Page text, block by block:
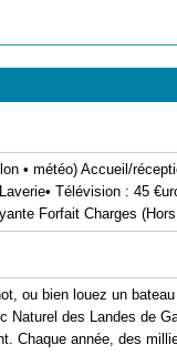
• météo) Accueil/
Télévision : 45
Forfait Charges
ou bien louez un
Naturel des Landes de
Chaque année, des